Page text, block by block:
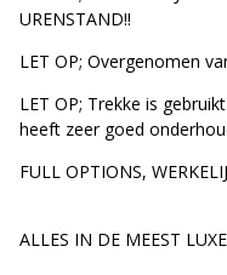
URENSTAND!!
LET OP; Overgenomen
LET OP; Trekke is
heeft zeer goed
FULL OPTIONS,
ALLES IN DE MEEST